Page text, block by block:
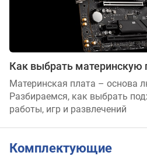
Как выбрать материнскую
Материнская плата – основа
Разбираемся, как выбрать
работы, игр и развлечений
Комплектующие